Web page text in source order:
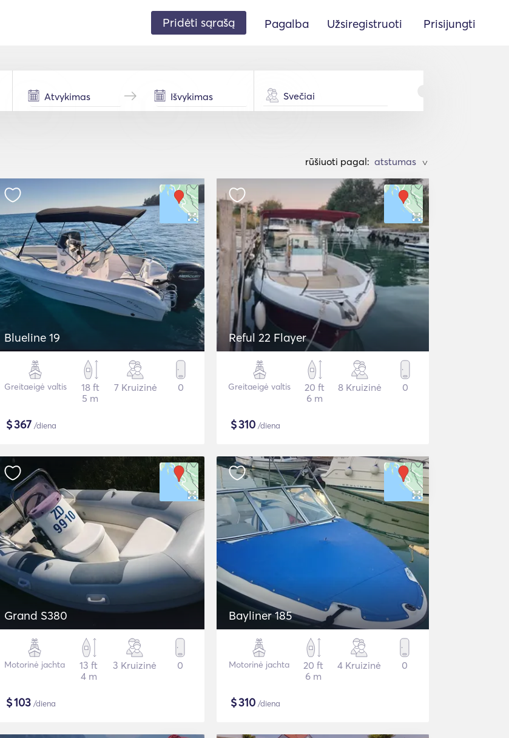
Pridėti sąrašą Pagalba Užsiregistruoti Prisijungti
Svečiai
rūšiuoti pagal: >
Blueline 19
Greitaeigė valtis
18 ft
5 m
7 Kruizinė 0
$367 /diena
Reful 22 Flayer
Greitaeigė valtis
20 ft
6 m
8 Kruizinė 0
$310 /diena
Grand S380
Motorinė jachta
13 ft
4 m
3 Kruizinė 0
$103 /diena
Bayliner 185
Motorinė jachta
20 ft
6 m
4 Kruizinė 0
$310 /diena